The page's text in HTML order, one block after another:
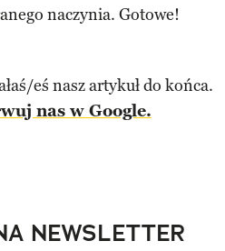
naczynia. Gotowe!
eś nasz artykuł do końca.
nas w Google.
NEWSLETTER